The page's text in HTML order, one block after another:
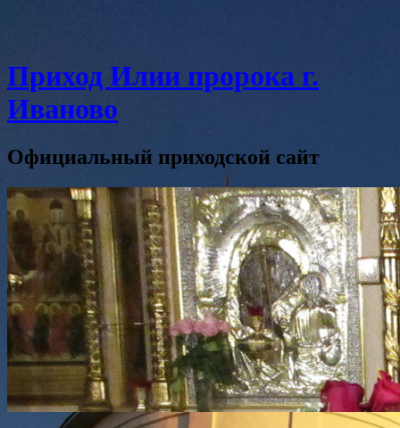
Приход Илии пророка г.
Иваново
Официальный приходской сайт